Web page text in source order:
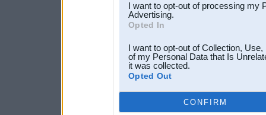
I want to opt-out of processing my
Advertising.
Opted In
I want to opt-out of Collection,
of my Personal Data that Is
it was collected.
Opted Out
CONFIRM